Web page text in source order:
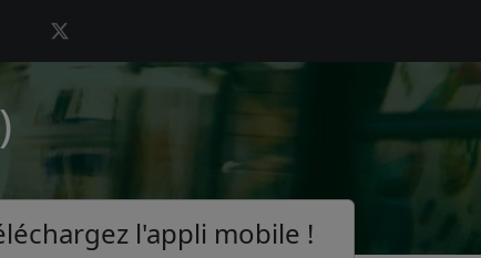
l'appli mobile !